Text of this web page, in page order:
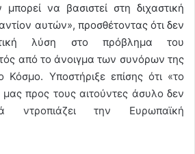
να βασιστεί στη διχαστική
αυτών», προσθέτοντας ότι δεν
λύση στο πρόβλημα του
από το άνοιγμα των συνόρων της
Κόσμο. Υποστήριξε επίσης ότι «το
προς τους αιτούντες άσυλο δεν
ντροπιάζει την Ευρωπαϊκή